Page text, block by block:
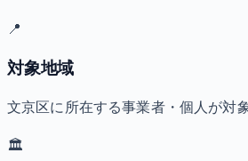
📍
対象地域
文京区に所在する事業者・個人が対
🏛️